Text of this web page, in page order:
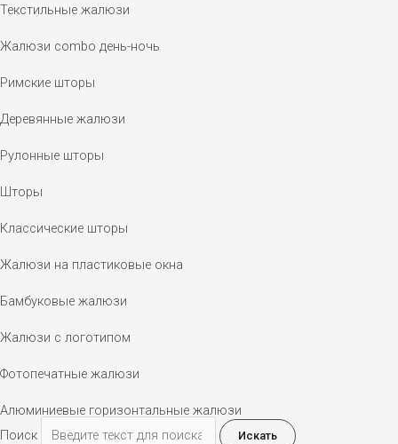
Текстильные жалюзи
Жалюзи combo день-ночь
Римские шторы
Деревянные жалюзи
Рулонные шторы
Шторы
Классические шторы
Жалюзи на пластиковые окна
Бамбуковые жалюзи
Жалюзи с логотипом
Фотопечатные жалюзи
Алюминиевые горизонтальные жалюзи
Поиск
Искать